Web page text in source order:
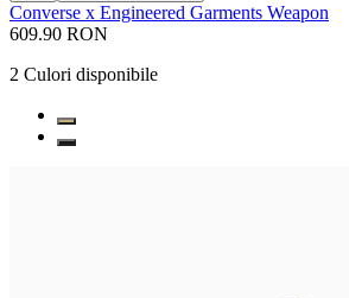
Converse x Engineered Garments Weapon
609.90 RON
2 Culori disponibile